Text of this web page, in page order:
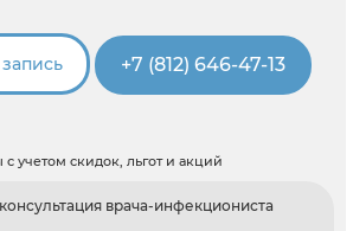
+7 (812) 646-47-13
с учетом скидок, льгот и акций
врача-инфекциониста